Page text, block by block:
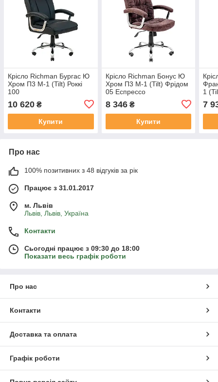
Крісло Richman Бургас Ю
Хром П3 M-1 (Tilt) Роккі
100
10 620 ₴
Купити
Крісло Richman Бонус Ю
Хром П3 M-1 (Tilt) Фрідом
05 Еспрессо
8 346₴
Купити
1
7
Про нас
100% позитивних з 48 відгуків за рік
Працює з 31.01.2017
м. Львів
Львів, Львів, Україна
Контакти
Сьогодні працює з 09:30 до 18:00
Показати весь графік роботи
Про нас
Контакти
Доставка та оплата
Графік роботи